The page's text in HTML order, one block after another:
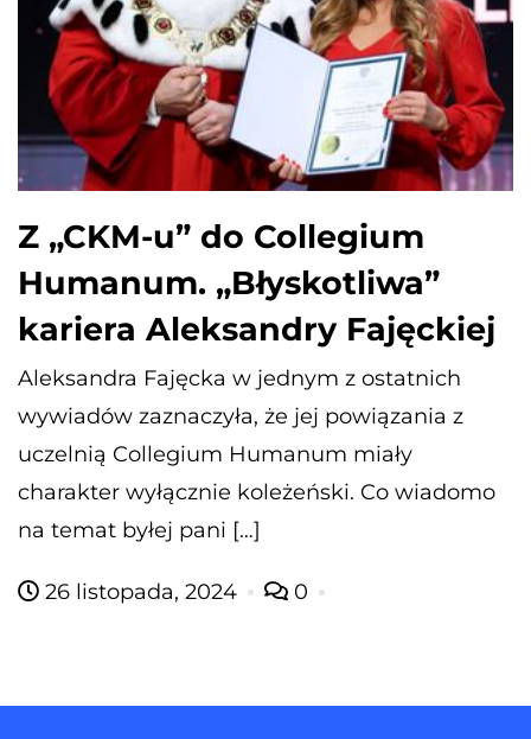
Z „CKM-u” do Collegium
Humanum. „Błyskotliwa”
kariera Aleksandry Fajęckiej
Aleksandra Fajęcka w jednym z ostatnich
wywiadów zaznaczyła, że jej powiązania z
uczelnią Collegium Humanum miały
charakter wyłącznie koleżeński. Co wiadomo
na temat byłej pani […]
26 listopada, 2024 0